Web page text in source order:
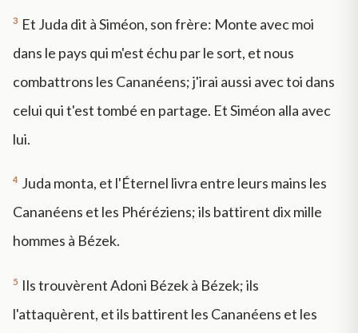
3 Et Juda dit à Siméon, son frère: Monte avec moi
dans le pays qui m'est échu par le sort, et nous
combattrons les Cananéens; j'irai aussi avec toi dans
celui qui t'est tombé en partage. Et Siméon alla avec
lui.
4 Juda monta, et l'Éternel livra entre leurs mains les
Cananéens et les Phéréziens; ils battirent dix mille
hommes à Bézek.
5 Ils trouvèrent Adoni Bézek à Bézek; ils
l'attaquèrent, et ils battirent les Cananéens et les